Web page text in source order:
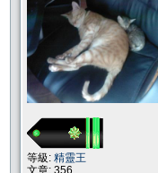
等級: 精靈王
文章: 356